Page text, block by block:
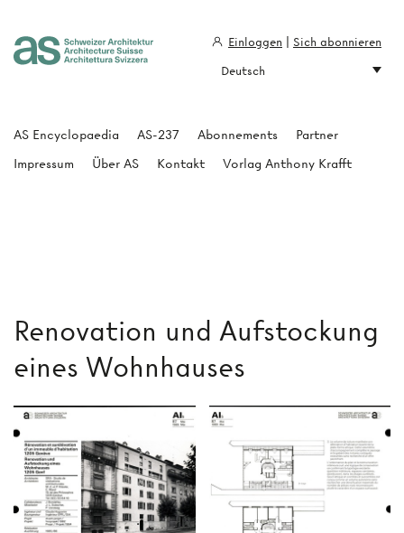
Renovation und Aufstockung
eines Wohnhauses
AS Encyclopaedia AS-237 Abonnements
Partner
Impressum
Über AS Kontakt Vorlag Anthony Krafft
Einloggen
Sich abonnieren
Deutsch